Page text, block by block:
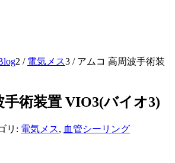
2 / 電気メス3 / アムコ 高周波手術装
手術装置 VIO3(バイオ3)
リ: 電気メス, 血管シーリング